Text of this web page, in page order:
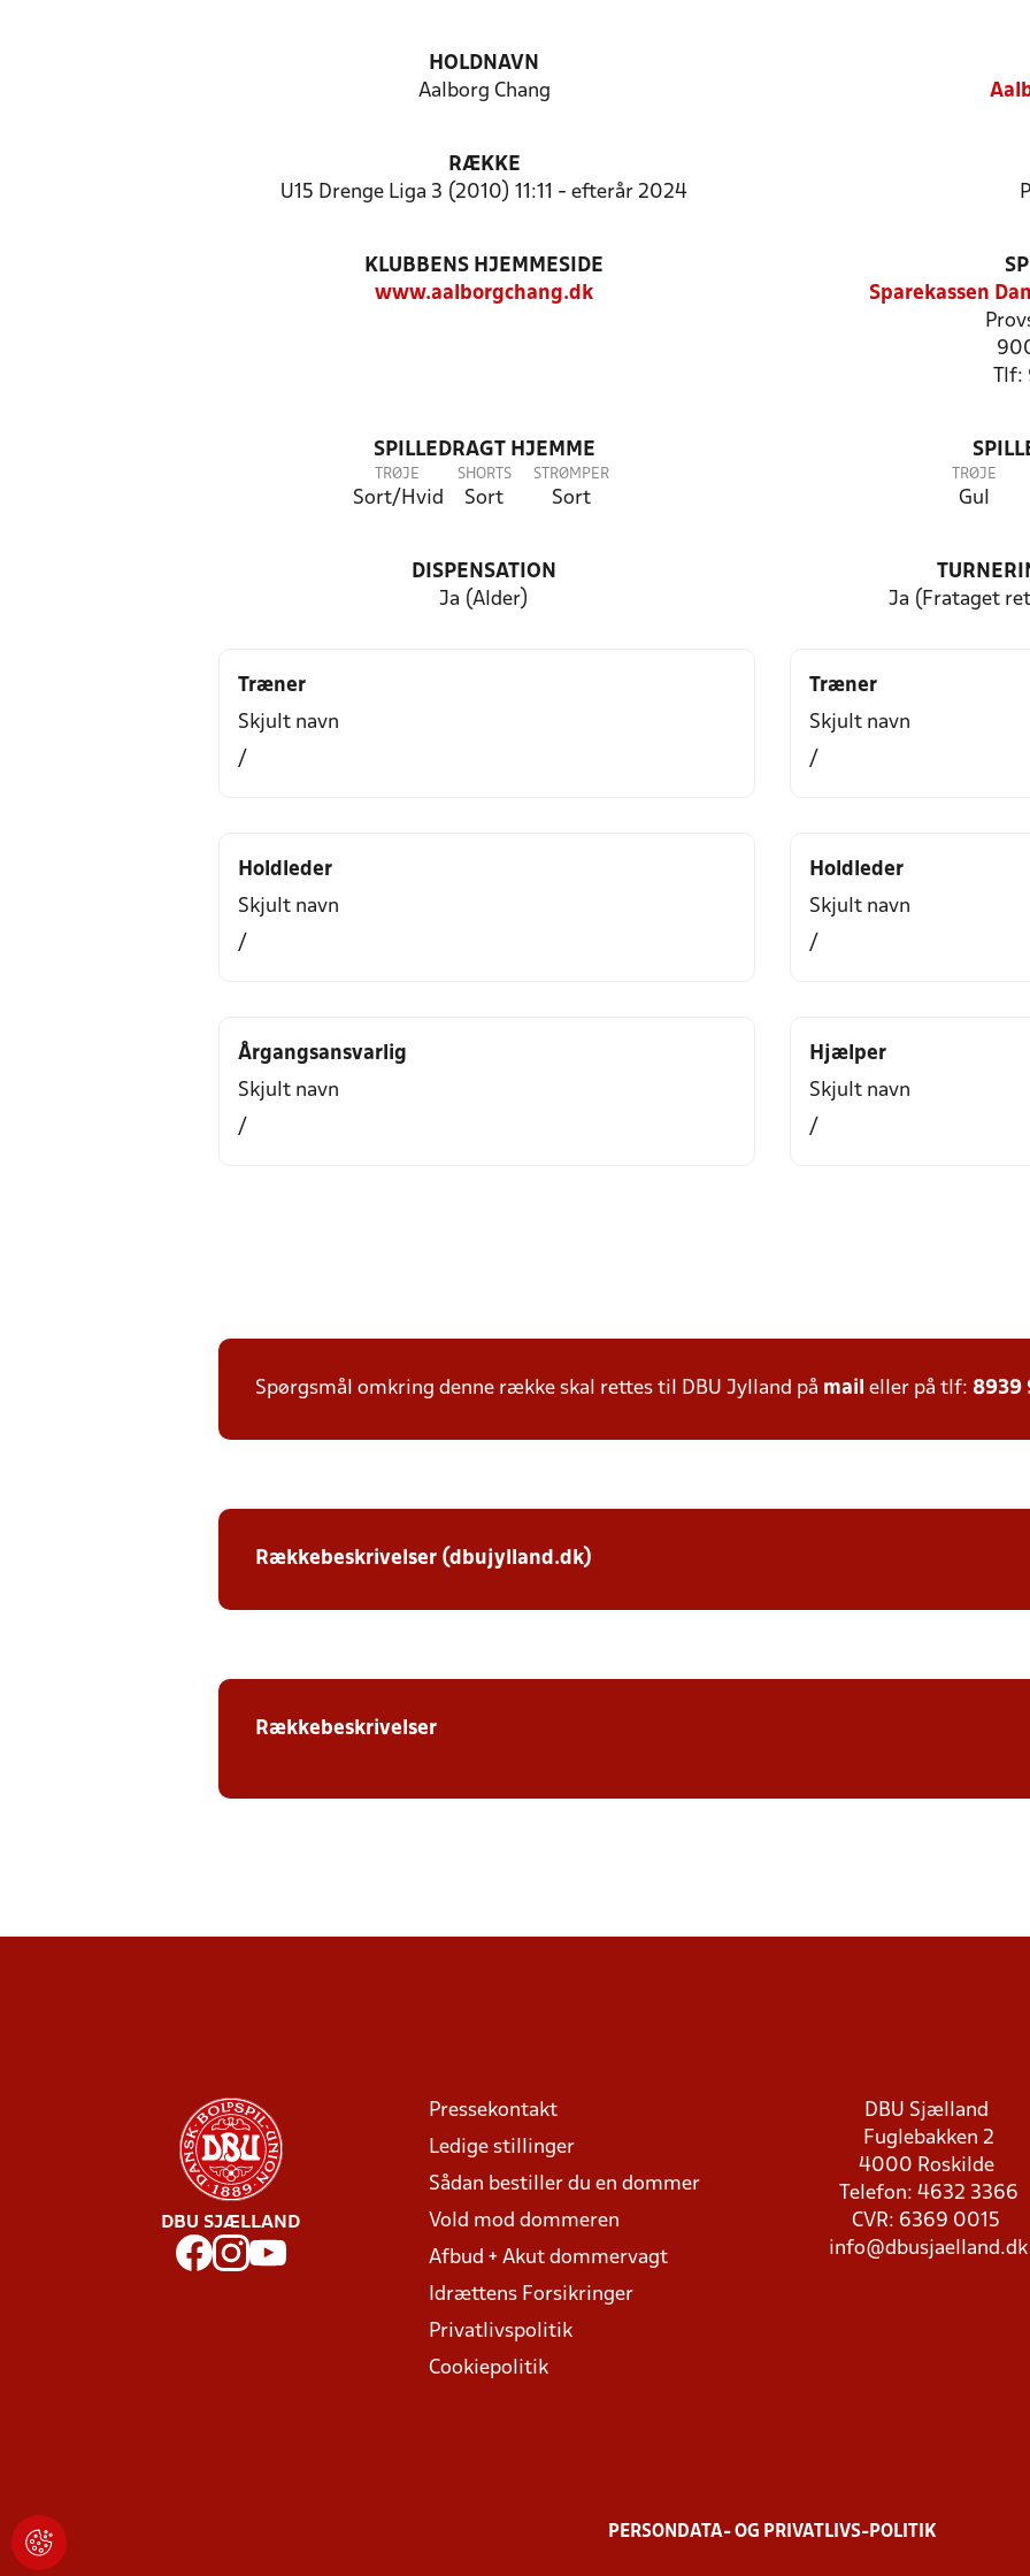
HOLDNAVN
Aalborg Chang
RÆKKE
U15 Drenge Liga 3 (2010) 11:11 - efterår 2024
KLUBBENS HJEMMESIDE
www.aalborgchang.dk
Sparekassen
SPILLEDRAGT HJEMME
TRØJE
Sort/Hvid
SHORTS
Sort
STRØMPER
Sort
TRØJE
Gul
DISPENSATION
Ja (Alder)
Ja (Frataget
Træner
Skjult navn
/
Træner
Skjult navn
/
Holdleder
Skjult navn
/
Holdleder
Skjult navn
/
Årgangsansvarlig
Skjult navn
/
Hjælper
Skjult navn
/
Spørgsmål omkring denne række skal rettes til DBU Jylland på mail eller på tlf: 8939
Rækkebeskrivelser (dbujylland.dk)
Rækkebeskrivelser
DBU SJÆLLAND
Pressekontakt
Ledige stillinger
Sådan bestiller du en dommer
Vold mod dommeren
Afbud + Akut dommervagt
Idrættens Forsikringer
Privatlivspolitik
Cookiepolitik
DBU Sjælland
Fuglebakken 2
4000 Roskilde
Telefon: 4632 3366
CVR: 6369 0015
info@dbusjaelland.dk
PERSONDATA- OG PRIVATLIVS-POLITIK